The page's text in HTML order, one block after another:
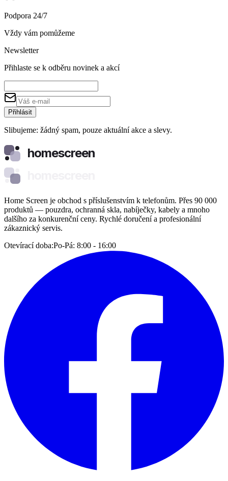
Podpora 24/7
Vždy vám pomůžeme
Newsletter
Přihlaste se k odběru novinek a akcí
Přihlásit
Slibujeme: žádný spam, pouze aktuální akce a slevy.
homescreen
Home Screen je obchod s příslušenstvím k telefonům. Přes 90 000
produktů — pouzdra, ochranná skla, nabíječky, kabely a mnoho
dalšího za konkurenční ceny. Rychlé doručení a profesionální
zákaznický servis.
Otevírací doba:Po-Pá: 8:00 - 16:00